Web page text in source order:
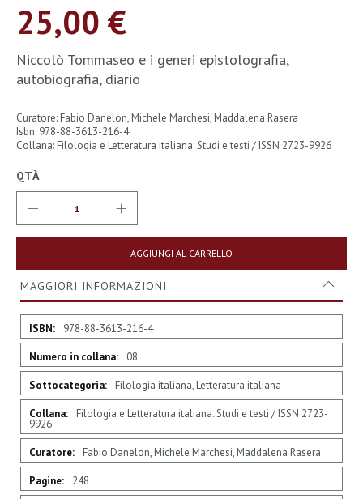
25,00 €
Niccolò Tommaseo e i generi epistolografia,
autobiografia, diario
Curatore: Fabio Danelon, Michele Marchesi, Maddalena Rasera
Isbn: 978-88-3613-216-4
Collana: Filologia e Letteratura italiana. Studi e testi / ISSN 2723-9926
QTÀ
AGGIUNGI AL CARRELLO
MAGGIORI INFORMAZIONI
Informazioni978-88-3613-216-4
08
Filologia italiana, Letteratura italiana
Filologia e Letteratura italiana. Studi e testi / ISSN 2723-
9926
Fabio Danelon, Michele Marchesi, Maddalena Rasera
248